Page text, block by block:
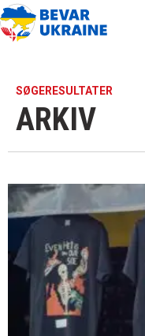
SØGERESULTATER
ARKIV